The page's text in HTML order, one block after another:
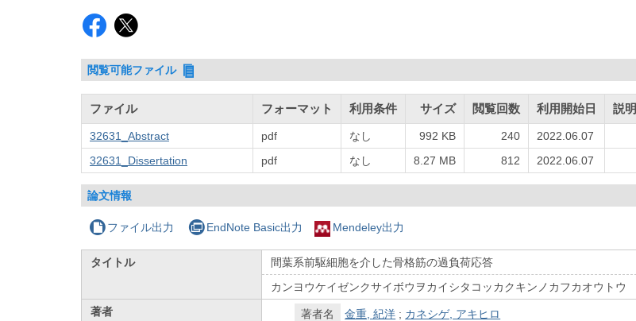
閲覧可能ファイル
ファイル フォーマット 利用条件 サイズ 閲覧回数 利用開始日 説明
32631_Abstract pdf なし 992 KB 240
2022.06.07
32631_Dissertation
pdf なし 8.27 MB 812 2022.06.07
論文情報
ファイル出力 EndNote Basic出力 Mendeley出力
タイトル
間葉系前駆細胞を介した骨格筋の過負荷応答
カンヨウケイゼンクサイボウヲカイシタコッカクキンノカフカオウトウ
著者
著者名 金重, 紀洋 ; カネシゲ, アキヒロ